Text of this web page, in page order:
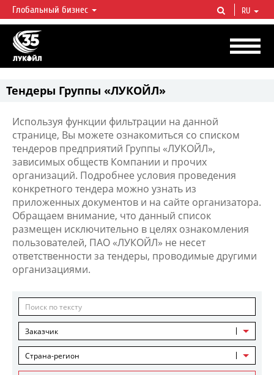
ЛУКОЙЛ СЕГОДНЯ
ЛУКОЙЛ — одна из крупнейших вертикально интегрированных
нефтегазовых компаний в мире, на долю которой приходится более 2%
мировой добычи нефти и около 1% доказанных запасов углеводородов.
Глобальный бизнес RU
Тендеры Группы «ЛУКОЙЛ»
Используя функции фильтрации на данной
странице, Вы можете ознакомиться со списком
тендеров предприятий Группы «ЛУКОЙЛ»,
зависимых обществ Компании и прочих
организаций. Подробнее условия проведения
конкретного тендера можно узнать из
приложенных документов и на сайте организатора.
Обращаем внимание, что данный список
размещен исключительно в целях ознакомления
пользователей, ПАО «ЛУКОЙЛ» не несет
ответственности за тендеры, проводимые другими
организациями.
Заказчик
Страна-регион